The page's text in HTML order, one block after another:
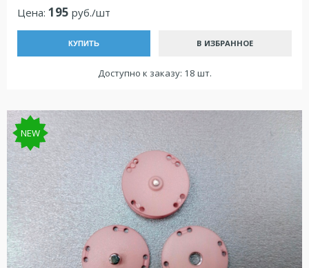
Цена: 195 руб./шт
КУПИТЬ В ИЗБРАННОЕ
Доступно к заказу: 18 шт.
NEW